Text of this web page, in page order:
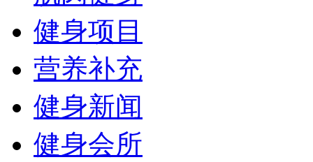
健身项目
营养补充
健身新闻
健身会所